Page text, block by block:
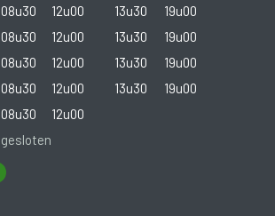
08u30 12u00 13u30
19u00
08u30 12u00 13u30
19u00
08u30 12u00 13u30
19u00
08u30 12u00 13u30
19u00
08u30
12u00
gesloten